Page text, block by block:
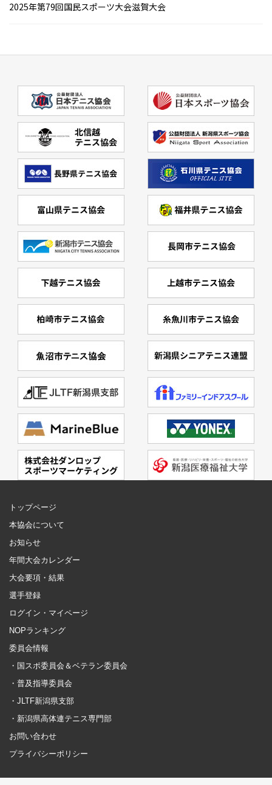
2025年第79回国民スポーツ大会滋賀大会
トップページ
本協会について
お知らせ
年間大会カレンダー
大会要項・結果
選手登録
ログイン・マイページ
NOPランキング
委員会情報
・国スポ委員会＆ベテラン委員会
・普及指導委員会
・JLTF新潟県支部
・新潟県高体連テニス専門部
お問い合わせ
プライバシーポリシー